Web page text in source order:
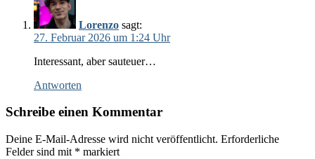
Lorenzo sagt:
27. Februar 2026 um 1:24 Uhr
Interessant, aber sauteuer…
Antworten
Schreibe einen Kommentar
Deine E-Mail-Adresse wird nicht veröffentlicht. Erforderliche
Felder sind mit * markiert